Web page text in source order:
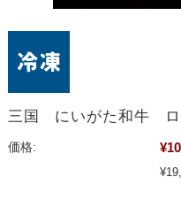
三国 にいがた和牛 ロ
価格: